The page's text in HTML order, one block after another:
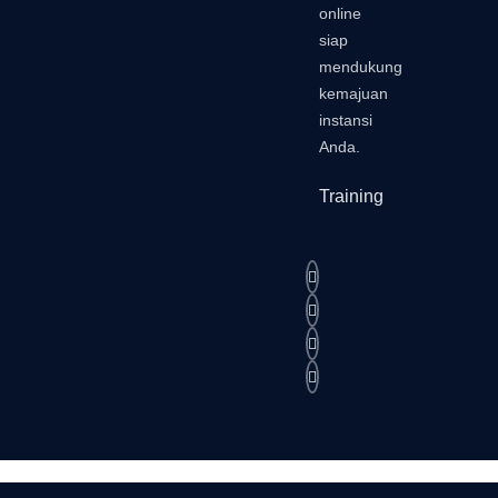
online
siap
mendukung
kemajuan
instansi
Anda.
Training